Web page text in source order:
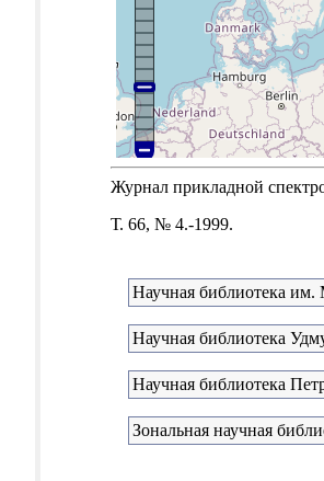
Журнал прикладной
Т. 66, № 4.-1999.
Научная библиотека
Научная библиотека
Научная библиотека
Зональная научная